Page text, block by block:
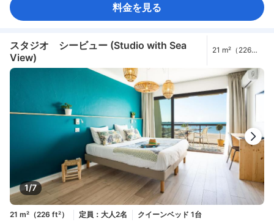
料金を見る
スタジオ シービュー (Studio with Sea
View)
21 m²（226
1/7
21 m²（226 ft²） 定員：大人2名
クイーンベッド 1台